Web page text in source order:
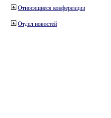
Относящиеся конференции
Отдел новостей